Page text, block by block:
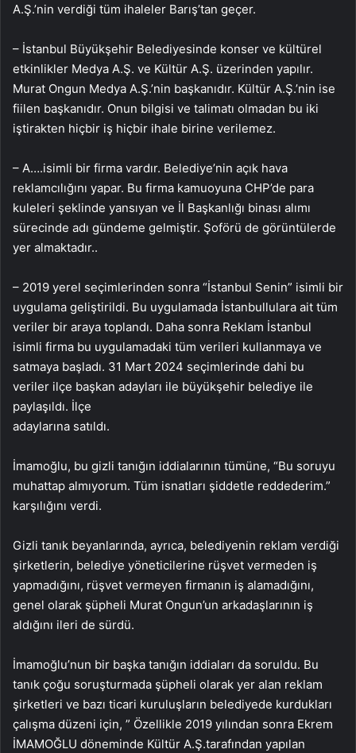
A.Ş.’nin verdiği tüm ihaleler Barış’tan geçer.
– İstanbul Büyükşehir Belediyesinde konser ve kültürel
etkinlikler Medya A.Ş. ve Kültür A.Ş. üzerinden yapılır.
Murat Ongun Medya A.Ş.’nin başkanıdır. Kültür A.Ş.’nin ise
fiilen başkanıdır. Onun bilgisi ve talimatı olmadan bu iki
iştirakten hiçbir iş hiçbir ihale birine verilemez.
– A….isimli bir firma vardır. Belediye’nin açık hava
reklamcılığını yapar. Bu firma kamuoyuna CHP’de para
kuleleri şeklinde yansıyan ve İl Başkanlığı binası alımı
sürecinde adı gündeme gelmiştir. Şoförü de görüntülerde
yer almaktadır..
– 2019 yerel seçimlerinden sonra “İstanbul Senin” isimli bir
uygulama geliştirildi. Bu uygulamada İstanbullulara ait tüm
veriler bir araya toplandı. Daha sonra Reklam İstanbul
isimli firma bu uygulamadaki tüm verileri kullanmaya ve
satmaya başladı. 31 Mart 2024 seçimlerinde dahi bu
veriler ilçe başkan adayları ile büyükşehir belediye ile
paylaşıldı. İlçe
adaylarına satıldı.
İmamoğlu, bu gizli tanığın iddialarının tümüne, “Bu soruyu
muhattap almıyorum. Tüm isnatları şiddetle reddederim.”
karşılığını verdi.
Gizli tanık beyanlarında, ayrıca, belediyenin reklam verdiği
şirketlerin, belediye yöneticilerine rüşvet vermeden iş
yapmadığını, rüşvet vermeyen firmanın iş alamadığını,
genel olarak şüpheli Murat Ongun’un arkadaşlarının iş
aldığını ileri de sürdü.
İmamoğlu’nun bir başka tanığın iddiaları da soruldu. Bu
tanık çoğu soruşturmada şüpheli olarak yer alan reklam
şirketleri ve bazı ticari kuruluşların belediyede kurdukları
çalışma düzeni için, ” Özellikle 2019 yılından sonra Ekrem
İMAMOĞLU döneminde Kültür A.Ş.tarafından yapılan